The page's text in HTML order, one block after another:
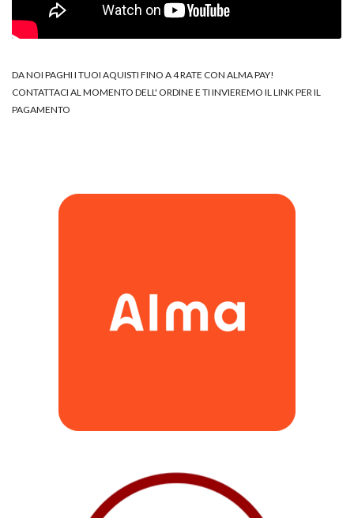
DA NOI PAGHI I TUOI AQUISTI FINO A 4 RATE CON ALMA PAY!
CONTATTACI AL MOMENTO DELL' ORDINE E TI INVIEREMO IL LINK PER IL
PAGAMENTO